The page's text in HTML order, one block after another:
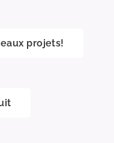
projets!